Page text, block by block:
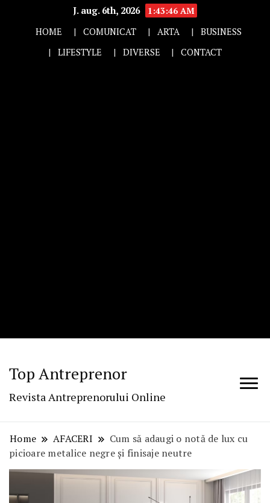
J. aug. 6th, 2026
1:43:46 AM
HOME
COMUNICAT ARTA
BUSINESS
LIFESTYLE
DIVERSE CONTACT
Top Antreprenor
Revista Antreprenorului Online
Home AFACERI
Cum să adaugi o notă de lux cu
picioare metalice negre și finisaje neutre